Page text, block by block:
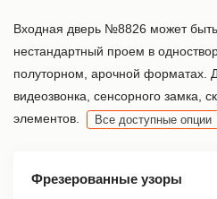
Входная дверь №8826 может
нестандартный проем в
полуторном, арочной форматах.
видеозвонка, сенсорного замка,
элементов.
Все доступные опции
Фрезерованные узоры